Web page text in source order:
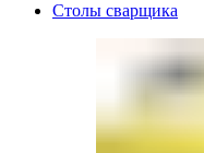
Столы сварщика